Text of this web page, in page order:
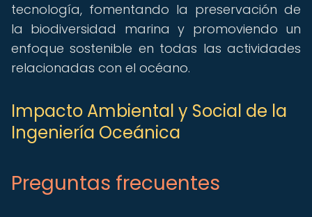
tecnología, fomentando la preservación de
la biodiversidad marina y promoviendo un
enfoque sostenible en todas las actividades
relacionadas con el océano.
Impacto Ambiental y Social de la
Ingeniería Oceánica
Preguntas frecuentes